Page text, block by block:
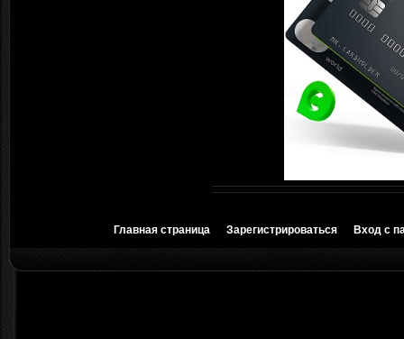
Главная страница Зарегистрироваться Вход с